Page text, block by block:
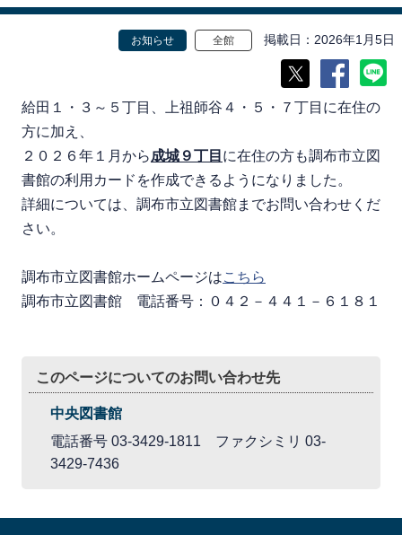
お知らせ 全館 掲載日 2026年1月5日
給田１・３～５丁目、上祖師谷４・５・７丁目に在住の
方に加え、
２０２６年１月から成城９丁目 に在住の方も調布市立図
書館の利用カードを作成できるようになりました。
詳細については、調布市立図書館までお問い合わせくだ
さい。
調布市立図書館ホームページはこちら
調布市立図書館 電話番号：０４２－４４１－６１８１
このページについてのお問い合わせ先
中央図書館
電話番号 03-3429-1811 ファクシミリ 03-
3429-7436